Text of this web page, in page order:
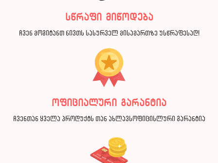
სწრაფი მიწოდება
ჩვენ მოგიტანთ ნივთს სასურველ მისამართზე უსწრაფესად!
ოფიციალური გარანტია
ჩვენთან ყველა პროდუქტს თან ახლავსოფიცისლური გარანტია